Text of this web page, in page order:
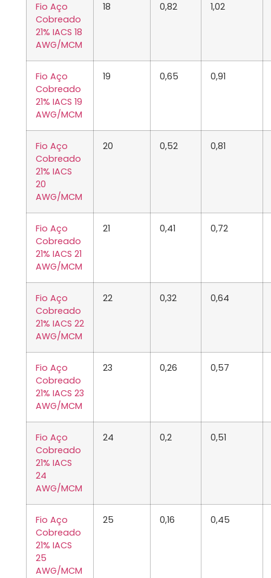
Fio Aço
Cobreado
21% IACS 18
AWG/MCM
18 0,82 1,02
Fio Aço
Cobreado
21% IACS 19
AWG/MCM
19 0,65 0,91
Fio Aço
Cobreado
21% IACS
20
AWG/MCM
20 0,52 0,81
Fio Aço
Cobreado
21% IACS 21
AWG/MCM
21 0,41 0,72
Fio Aço
Cobreado
21% IACS 22
AWG/MCM
22 0,32 0,64
Fio Aço
Cobreado
21% IACS 23
AWG/MCM
23 0,26 0,57
Fio Aço
Cobreado
21% IACS
24
AWG/MCM
24 0,2 0,51
Fio Aço
Cobreado
21% IACS
25
AWG/MCM
25 0,16 0,45